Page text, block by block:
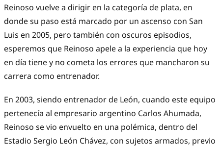
Reinoso vuelve a dirigir en la categoría de plata, en
donde su paso está marcado por un ascenso con San
Luis en 2005, pero también con oscuros episodios,
esperemos que Reinoso apele a la experiencia que hoy
en día tiene y no cometa los errores que mancharon su
carrera como entrenador.
En 2003, siendo entrenador de León, cuando este equipo
pertenecía al empresario argentino Carlos Ahumada,
Reinoso se vio envuelto en una polémica, dentro del
Estadio Sergio León Chávez, con sujetos armados, previo